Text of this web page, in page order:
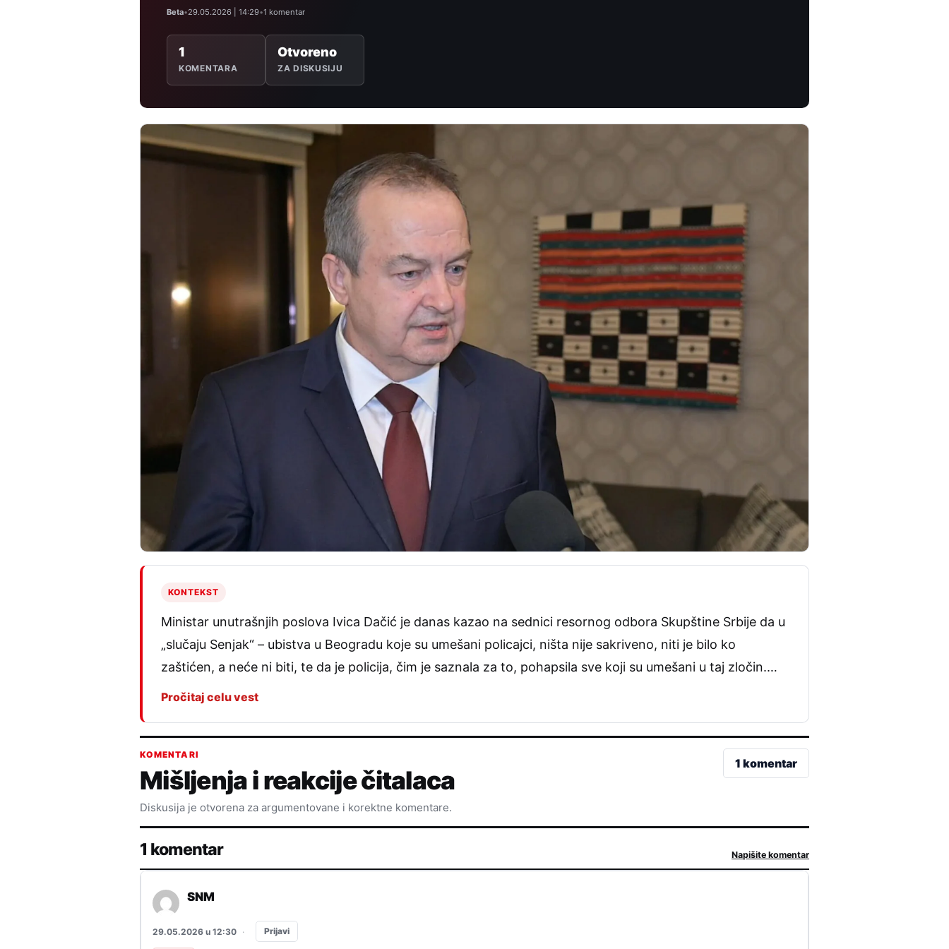
Beta•29.05.2026 | 14:29•1 komentar
1
KOMENTARA
Otvoreno
ZA DISKUSIJU
KONTEKST
Ministar unutrašnjih poslova Ivica Dačić je danas kazao na sednici resornog odbora Skupštine Srbije da u
„slučaju Senjak“ – ubistva u Beogradu koje su umešani policajci, ništa nije sakriveno, niti je bilo ko
zaštićen, a neće ni biti, te da je policija, čim je saznala za to, pohapsila sve koji su umešani u taj zločin.…
Pročitaj celu vest
KOMENTARI
Mišljenja i reakcije čitalaca
Diskusija je otvorena za argumentovane i korektne komentare.
1 komentar
1 komentar Napišite komentar
SNM
29.05.2026 u 12:30 · Prijavi